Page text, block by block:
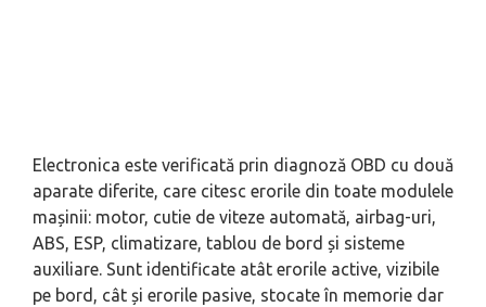
Electronica este verificată prin diagnoză OBD cu două
aparate diferite, care citesc erorile din toate modulele
mașinii: motor, cutie de viteze automată, airbag-uri,
ABS, ESP, climatizare, tablou de bord și sisteme
auxiliare. Sunt identificate atât erorile active, vizibile
pe bord, cât și erorile pasive, stocate în memorie dar